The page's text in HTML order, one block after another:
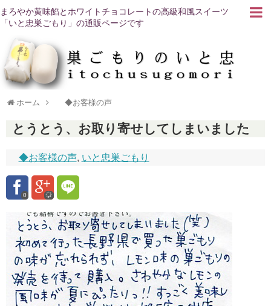
まろやか黄味餡とホワイトチョコレートの高級和風スイーツ
「いと忠巣ごもり」の通販ページです
ホーム ◆お客様の声
とうとう、お取り寄せしてしまいました
◆お客様の声, いと忠巣ごもり
0